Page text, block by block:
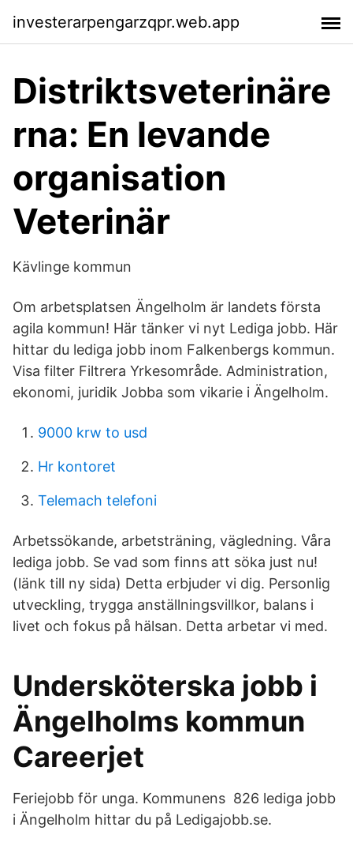
investerarpengarzqpr.web.app
Distriktsveterinäre
rna: En levande
organisation
Veterinär
Kävlinge kommun
Om arbetsplatsen Ängelholm är landets första
agila kommun! Här tänker vi nyt Lediga jobb. Här
hittar du lediga jobb inom Falkenbergs kommun.
Visa filter Filtrera Yrkesområde. Administration,
ekonomi, juridik Jobba som vikarie i Ängelholm.
9000 krw to usd
Hr kontoret
Telemach telefoni
Arbetssökande, arbetsträning, vägledning. Våra
lediga jobb. Se vad som finns att söka just nu!
(länk till ny sida) Detta erbjuder vi dig. Personlig
utveckling, trygga anställningsvillkor, balans i
livet och fokus på hälsan. Detta arbetar vi med.
Undersköterska jobb i
Ängelholms kommun
Careerjet
Feriejobb för unga. Kommunens 826 lediga jobb
i Ängelholm hittar du på Ledigajobb.se.